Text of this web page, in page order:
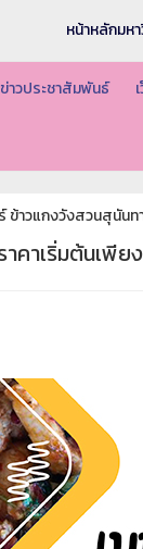
หน้าหลักมห
ข่าวประชาสัมพันธ์
ข้าวแกงวังสวนสุนันท
คาเริ่มต้นเพีย